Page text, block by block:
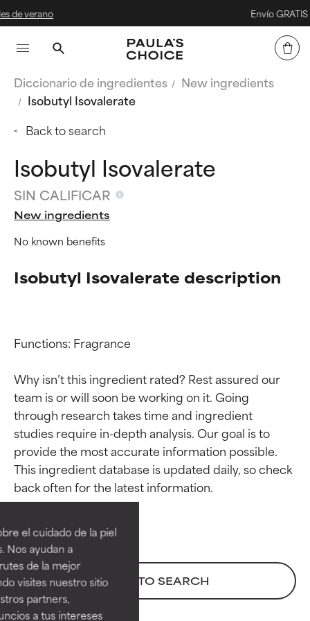
el cuidado de la piel
Nos ayudan a
de la mejor
visites nuestro sitio
partners,
a tus intereses
Envío GRATIS desde 40
Diccionario de ingredientes
New ingredients
Isobutyl Isovalerate
Back to search
Isobutyl Isovalerate
SIN CALIFICAR
New ingredients
No known benefits
Isobutyl Isovalerate description
Functions: Fragrance
Why isn’t this ingredient rated? Rest assured our
team is or will soon be working on it. Going
through research takes time and ingredient
studies require in-depth analysis. Our goal is to
provide the most accurate information possible.
This ingredient database is updated daily, so check
BACK TO SEARCH
Calificaciones de
ingredientes
EXCELENTE
Ingrediente sobresaliente con
beneficios reales para la piel. Su
Calificaciones de
ingredientes
EXCELENTE
Ingrediente sobresaliente con
beneficios reales para la piel. Su